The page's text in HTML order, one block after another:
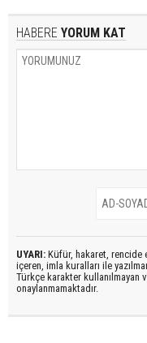
HABERE YORUM KAT
UYARI: Küfür, hakaret, rencide
içeren, imla kuralları ile
Türkçe karakter kullanılmayan
onaylanmamaktadır.